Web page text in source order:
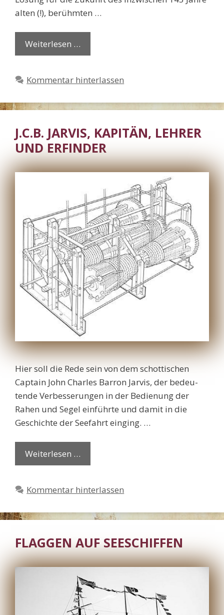
alten (!), berühmten …
Weiterlesen …
Kommentar hinterlassen
J.C.B. JARVIS, KAPITÄN, LEHRER
UND ERFINDER
Hier soll die Rede sein von dem schottischen
Captain John Charles Barron Jarvis, der bedeu-
tende Verbesserungen in der Bedienung der
Rahen und Segel einführte und damit in die
Geschichte der Seefahrt einging. …
Weiterlesen …
Kommentar hinterlassen
FLAGGEN AUF SEESCHIFFEN